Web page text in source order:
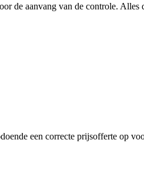
de aanvang van de controle. Alles
een correcte prijsofferte op